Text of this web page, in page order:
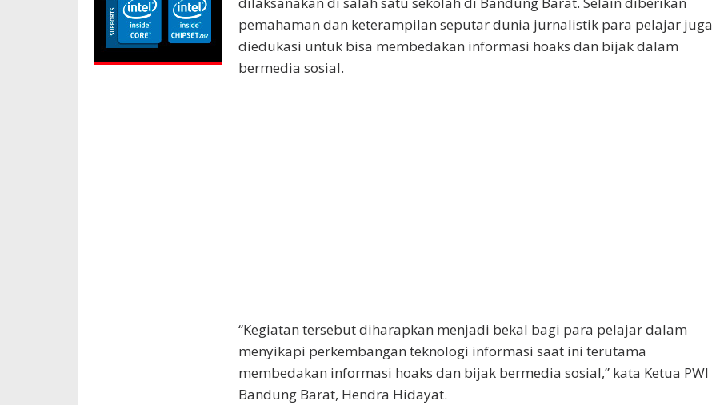
pemahaman dan keterampilan seputar dunia jurnalistik para pelajar juga
diedukasi untuk bisa membedakan informasi hoaks dan bijak dalam
bermedia sosial.
“Kegiatan tersebut diharapkan menjadi bekal bagi para pelajar dalam
menyikapi perkembangan teknologi informasi saat ini terutama
membedakan informasi hoaks dan bijak bermedia sosial,” kata Ketua PWI
Bandung Barat, Hendra Hidayat.